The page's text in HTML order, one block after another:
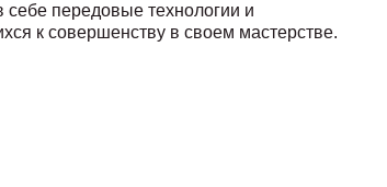
себе передовые технологии и
к совершенству в своем мастерстве.